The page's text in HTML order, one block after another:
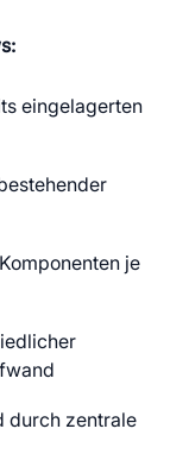
eingelagerten
je
durch zentrale